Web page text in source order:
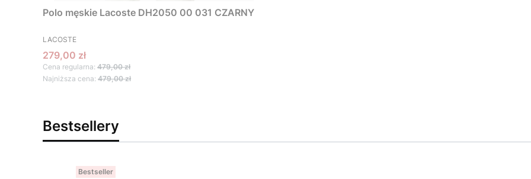
Polo męskie Lacoste DH2050 00 031 CZARNY
PRODUCENT
LACOSTE
Cena promocyjna
279,00 zł
Cena regularna: 479,00 zł
Najniższa cena: 479,00 zł
Bestsellery
Bestseller